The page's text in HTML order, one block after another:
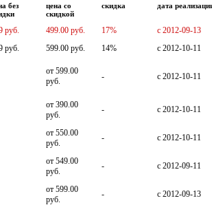
без
цена со
скидкой
скидка дата
руб. 499.00 руб. 17% c 2012-09-13
руб. 599.00 руб. 14% c 2012-10-11
от 599.00
руб.
- c 2012-10-11
от 390.00
руб.
- c 2012-10-11
от 550.00
руб.
- c 2012-10-11
от 549.00
руб.
- c 2012-09-11
от 599.00
руб.
- c 2012-09-13